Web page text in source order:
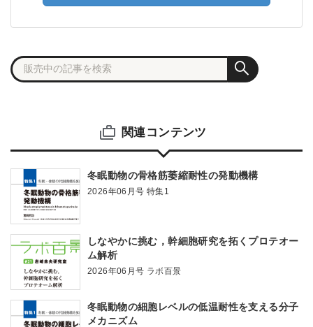
関連コンテンツ
冬眠動物の骨格筋萎縮耐性の発動機構
2026年06月号 特集1
しなやかに挑む，幹細胞研究を拓くプロテオー
ム解析
2026年06月号 ラボ百景
冬眠動物の細胞レベルの低温耐性を支える分子
メカニズム